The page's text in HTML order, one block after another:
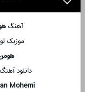
آهنگ
موزیک
دانلود
Mohemi